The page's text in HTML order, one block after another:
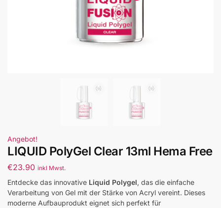
Angebot!
LIQUID PolyGel Clear 13ml Hema Free
€23.90 inkl Mwst.
Entdecke das innovative Liquid Polygel, das die einfache
Verarbeitung von Gel mit der Stärke von Acryl vereint. Dieses
moderne Aufbauprodukt eignet sich perfekt für